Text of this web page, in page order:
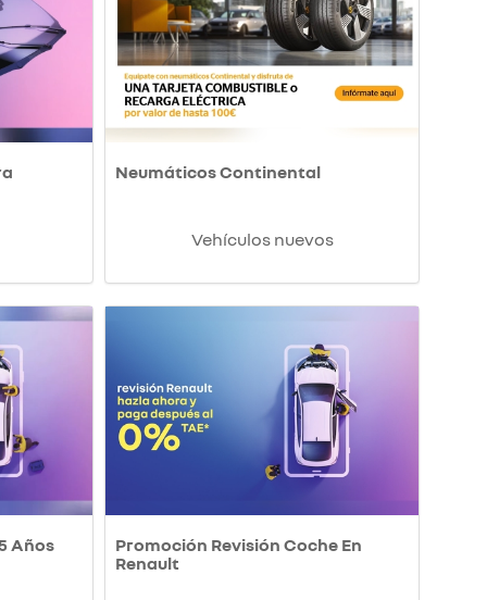
Neumáticos Continental
Vehículos nuevos
Años
Promoción Revisión Coche En
Renault